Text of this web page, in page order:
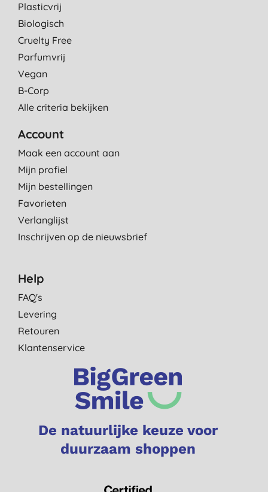
Plasticvrij
Biologisch
Cruelty Free
Parfumvrij
Vegan
B-Corp
Alle criteria bekijken
Account
Maak een account aan
Mijn profiel
Mijn bestellingen
Favorieten
Verlanglijst
Inschrijven op de nieuwsbrief
Help
FAQ's
Levering
Retouren
Klantenservice
De natuurlijke keuze voor
duurzaam shoppen